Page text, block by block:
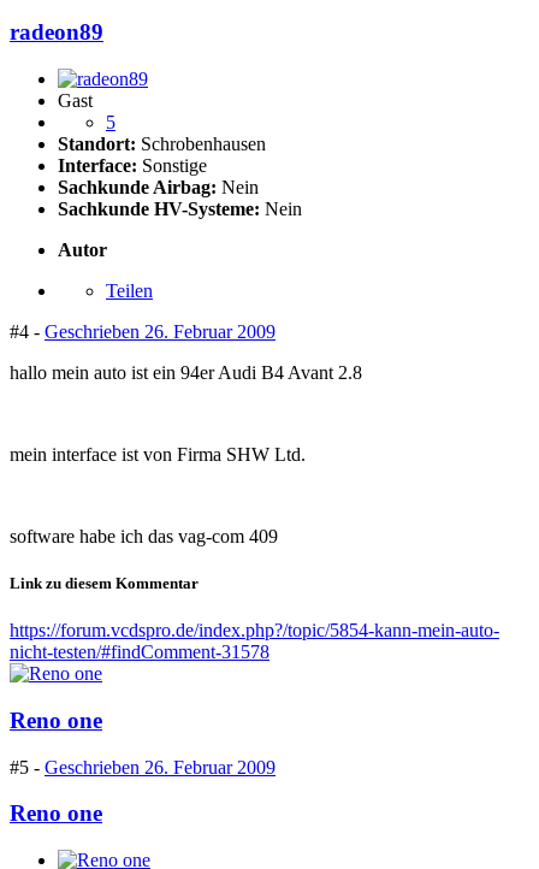
radeon89
Gast
5
Standort: Schrobenhausen
Interface: Sonstige
Sachkunde Airbag: Nein
Sachkunde HV-Systeme: Nein
Autor
Teilen
#4 - Geschrieben 26. Februar 2009
hallo mein auto ist ein 94er Audi B4 Avant 2.8
mein interface ist von Firma SHW Ltd.
software habe ich das vag-com 409
Link zu diesem Kommentar
https://forum.vcdspro.de/index.php?/topic/5854-kann-mein-auto-
nicht-testen/#findComment-31578
Reno one
#5 - Geschrieben 26. Februar 2009
Reno one